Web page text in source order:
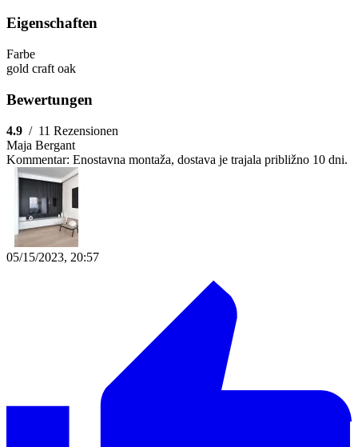
Eigenschaften
Farbe
gold craft oak
Bewertungen
4.9 / 11 Rezensionen
Maja Bergant
Kommentar: Enostavna montaža, dostava je trajala približno 10 dni.
05/15/2023, 20:57